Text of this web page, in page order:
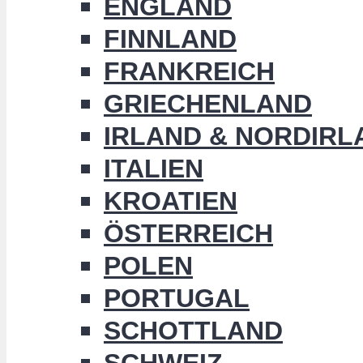
ENGLAND
FINNLAND
FRANKREICH
GRIECHENLAND
IRLAND &
ITALIEN
KROATIEN
ÖSTERREICH
POLEN
PORTUGAL
SCHOTTLAND